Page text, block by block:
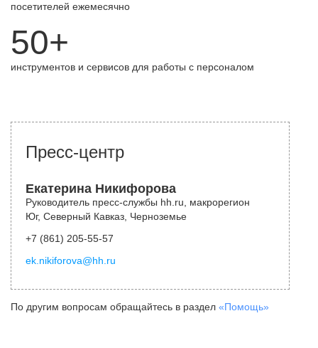
посетителей ежемесячно
50+
инструментов и сервисов для работы с персоналом
Пресс-центр
Екатерина Никифорова
Руководитель пресс-службы hh.ru, макрорегион
Юг, Северный Кавказ, Черноземье
+7 (861) 205-55-57
ek.nikiforova@hh.ru
По другим вопросам обращайтесь в раздел «Помощь»